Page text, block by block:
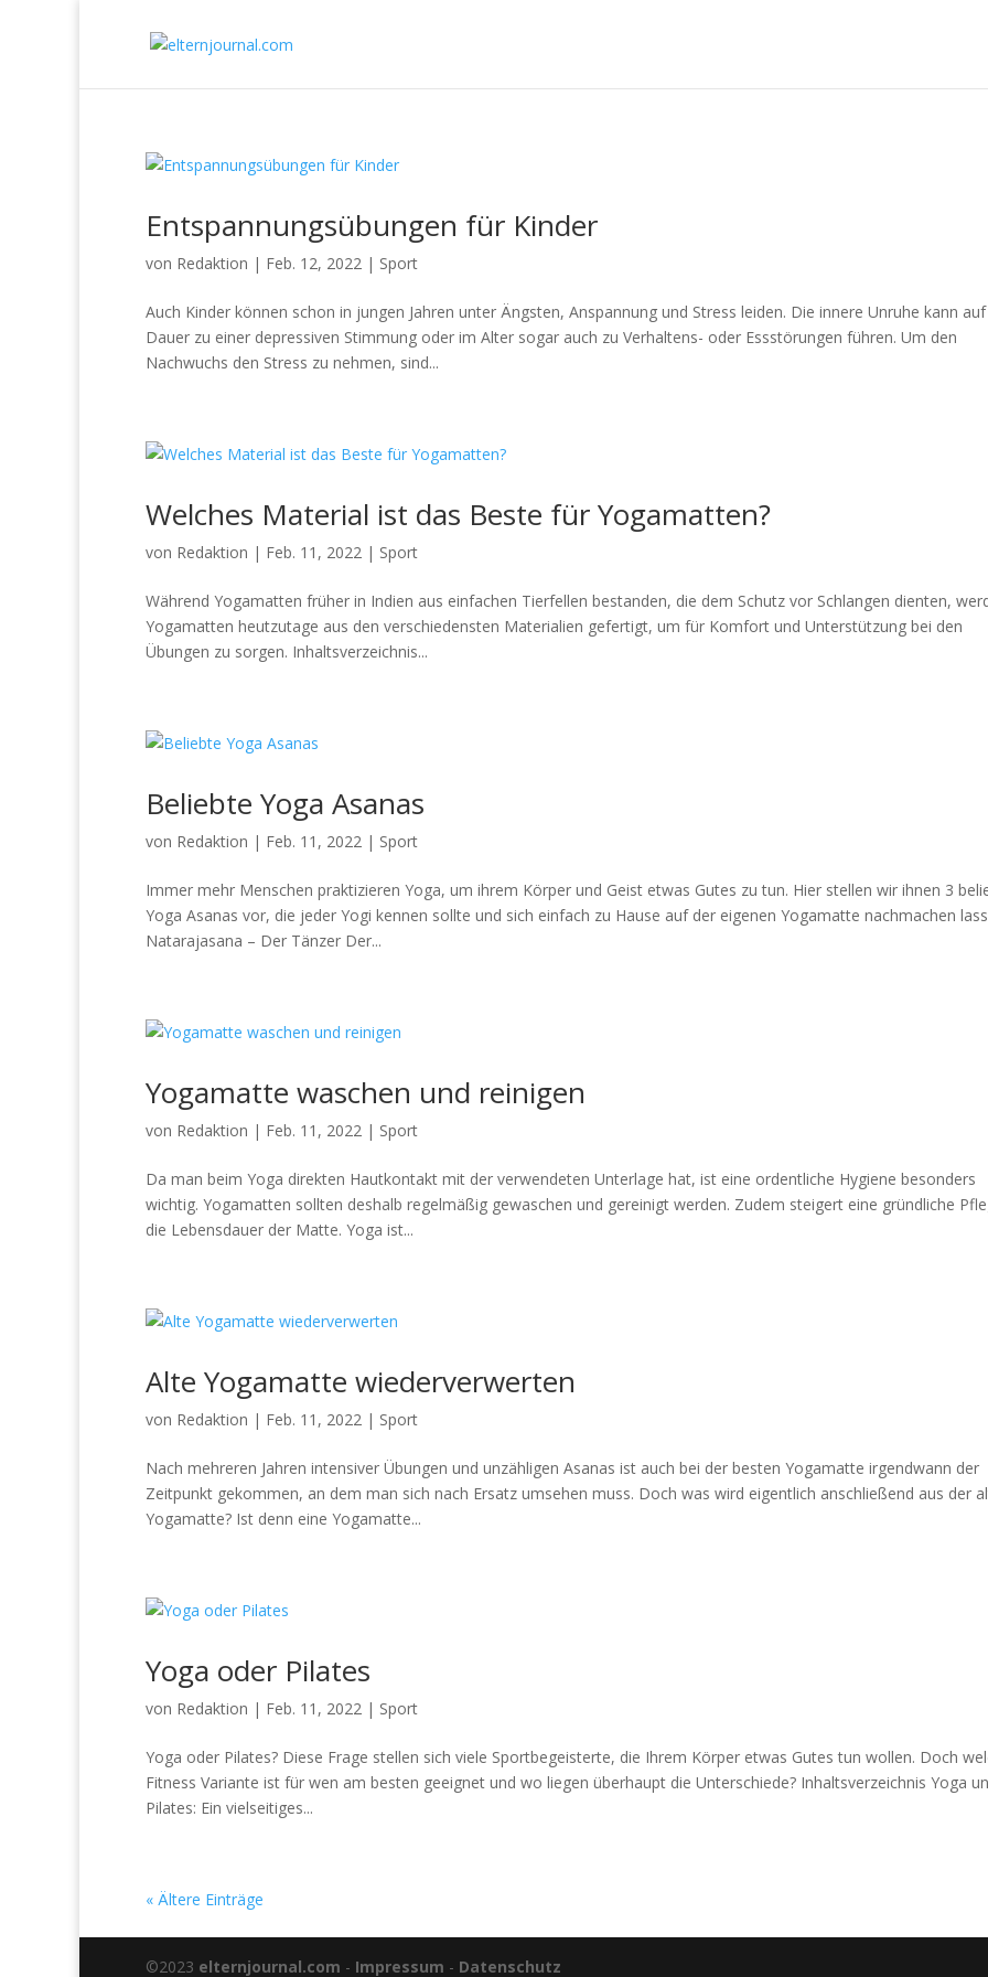
Entspannungsübungen für Kinder
von Redaktion | Feb. 12, 2022 | Sport
Auch Kinder können schon in jungen Jahren unter Ängsten, Anspannung und Stress leiden. Die innere Unruhe kann auf
Dauer zu einer depressiven Stimmung oder im Alter sogar auch zu Verhaltens- oder Essstörungen führen. Um den
Nachwuchs den Stress zu nehmen, sind...
Welches Material ist das Beste für Yogamatten?
von Redaktion | Feb. 11, 2022 | Sport
Während Yogamatten früher in Indien aus einfachen Tierfellen bestanden, die dem Schutz vor Schlangen dienten,
Yogamatten heutzutage aus den verschiedensten Materialien gefertigt, um für Komfort und Unterstützung bei den
Übungen zu sorgen. Inhaltsverzeichnis...
Beliebte Yoga Asanas
von Redaktion | Feb. 11, 2022 | Sport
Immer mehr Menschen praktizieren Yoga, um ihrem Körper und Geist etwas Gutes zu tun. Hier stellen wir ihnen 3
Yoga Asanas vor, die jeder Yogi kennen sollte und sich einfach zu Hause auf der eigenen Yogamatte nachmachen
Natarajasana – Der Tänzer Der...
Yogamatte waschen und reinigen
von Redaktion | Feb. 11, 2022 | Sport
Da man beim Yoga direkten Hautkontakt mit der verwendeten Unterlage hat, ist eine ordentliche Hygiene besonders
wichtig. Yogamatten sollten deshalb regelmäßig gewaschen und gereinigt werden. Zudem steigert eine gründliche
die Lebensdauer der Matte. Yoga ist...
Alte Yogamatte wiederverwerten
von Redaktion | Feb. 11, 2022 | Sport
Nach mehreren Jahren intensiver Übungen und unzähligen Asanas ist auch bei der besten Yogamatte irgendwann der
Zeitpunkt gekommen, an dem man sich nach Ersatz umsehen muss. Doch was wird eigentlich anschließend aus der
Yogamatte? Ist denn eine Yogamatte...
Yoga oder Pilates
von Redaktion | Feb. 11, 2022 | Sport
Yoga oder Pilates? Diese Frage stellen sich viele Sportbegeisterte, die Ihrem Körper etwas Gutes tun wollen. Doch
Fitness Variante ist für wen am besten geeignet und wo liegen überhaupt die Unterschiede? Inhaltsverzeichnis Yoga
Pilates: Ein vielseitiges...
« Ältere Einträge
©2023 elternjournal.com - Impressum - Datenschutz